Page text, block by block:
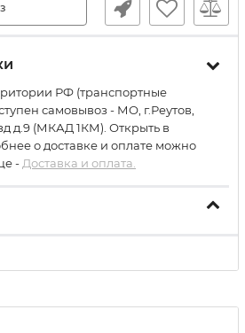
РФ (транспортные
самовывоз - МО, г.Реутов,
д.9 (МКАД 1КМ). Открыть в
о доставке и оплате можно
- Доставка и оплата.